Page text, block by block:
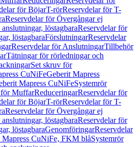
för BöjarT-rörReservdelar för T-
Reservdelar för Övergångar ej
löstagbaraReservdelar för
löstagbaraFörslutningarReservdelar
Reservdelar för AnslutningarTillbehör
Tätningar för rörledningar och
Set skruv för
CuNiFeGeberit Mapress
Mapress CuNiFeSystemrör
för MuffarReduceringarReservdelar för
för BöjarT-rörReservdelar för T-
Reservdelar för Övergångar ej
löstagbaraReservdelar för
löstagbaraGenomföringarReservdelar
Mapress CuNiFe, FKM blåSystemrör